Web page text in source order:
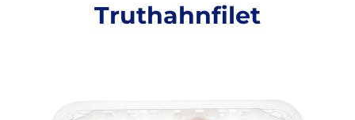
Truthahnfilet